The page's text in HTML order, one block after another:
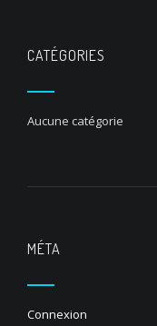
CATÉGORIES
Aucune catégorie
MÉTA
Connexion